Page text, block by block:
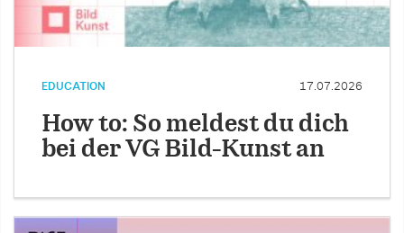
EDUCATION 17.07.2026
How to: So meldest du dich
bei der VG Bild-Kunst an